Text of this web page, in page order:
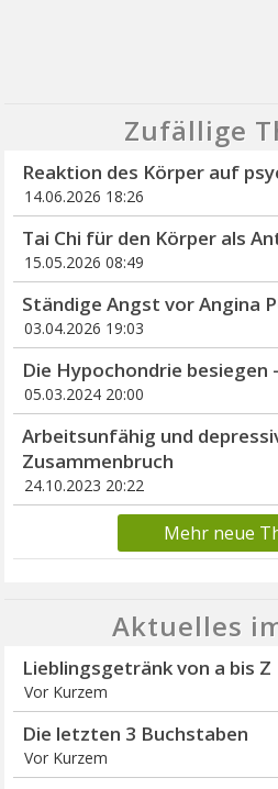
Zufällige
Reaktion des Körper auf
14.06.2026 18:26
Tai Chi für den Körper als
15.05.2026 08:49
Ständige Angst vor Angina
03.04.2026 19:03
Die Hypochondrie besiegen
05.03.2024 20:00
Arbeitsunfähig und
Zusammenbruch
24.10.2023 20:22
Mehr neue
Aktuelles
Lieblingsgetränk von a bis Z
Vor Kurzem
Die letzten 3 Buchstaben
Vor Kurzem